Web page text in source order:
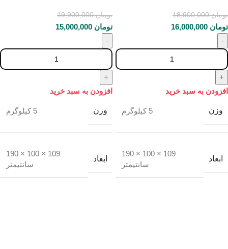
تومان18,900,000
تومان
افزودن به سبد خرید
وزن 5 کیلوگرم
ابعاد
109 × 100 × 190
سانتیمتر
تومان19,900,000
تومان
افزودن به سبد خرید
وزن 5 کیلوگرم
ابعاد
109 × 100 × 190
سانتیمتر